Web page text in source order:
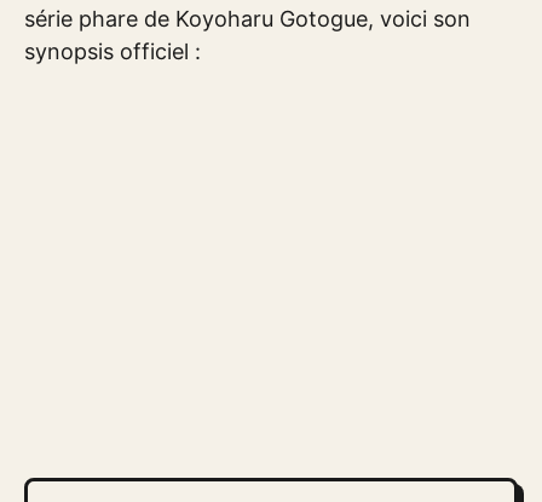
série phare de Koyoharu Gotogue, voici son
synopsis officiel :